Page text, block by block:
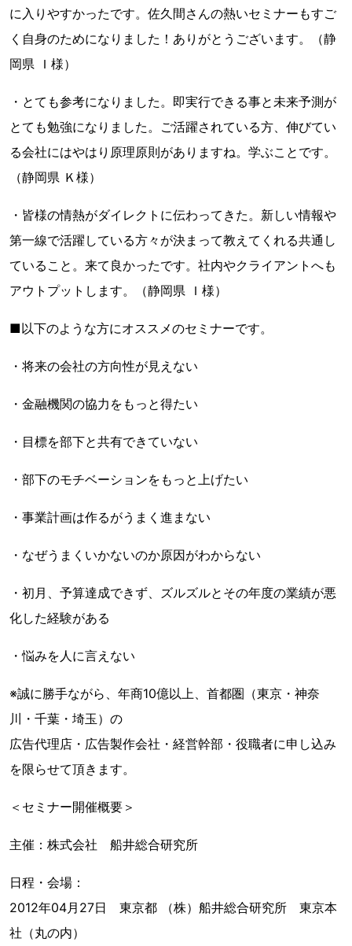
に入りやすかったです。佐久間さんの熱いセミナーもすご
く自身のためになりました！ありがとうございます。（静
岡県 Ｉ様）
・とても参考になりました。即実行できる事と未来予測が
とても勉強になりました。ご活躍されている方、伸びてい
る会社にはやはり原理原則がありますね。学ぶことです。
（静岡県 Ｋ様）
・皆様の情熱がダイレクトに伝わってきた。新しい情報や
第一線で活躍している方々が決まって教えてくれる共通し
ていること。来て良かったです。社内やクライアントへも
アウトプットします。（静岡県 Ｉ様）
■以下のような方にオススメのセミナーです。
・将来の会社の方向性が見えない
・金融機関の協力をもっと得たい
・目標を部下と共有できていない
・部下のモチベーションをもっと上げたい
・事業計画は作るがうまく進まない
・なぜうまくいかないのか原因がわからない
・初月、予算達成できず、ズルズルとその年度の業績が悪
化した経験がある
・悩みを人に言えない
※誠に勝手ながら、年商10億以上、首都圏（東京・神奈
川・千葉・埼玉）の
広告代理店・広告製作会社・経営幹部・役職者に申し込み
を限らせて頂きます。
＜セミナー開催概要＞
主催：株式会社 船井総合研究所
日程・会場：
2012年04月27日 東京都 （株）船井総合研究所 東京本
社（丸の内）